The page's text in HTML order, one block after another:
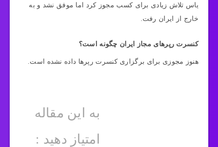
یاس تلاش زیادی برای کسب مجوز کرد اما موفق نشد و به
خارج از ایران رفت.
کنسرت رپرهای مجاز ایران چگونه است؟
هنوز مجوزی برای برگزاری کنسرت رپرها داده نشده است.
به این مقاله
امتیاز دهید :